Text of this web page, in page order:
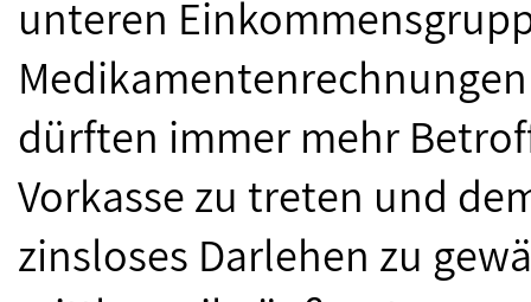
unteren
dürften immer mehr
Vorkasse zu treten und
zinsloses Darlehen zu